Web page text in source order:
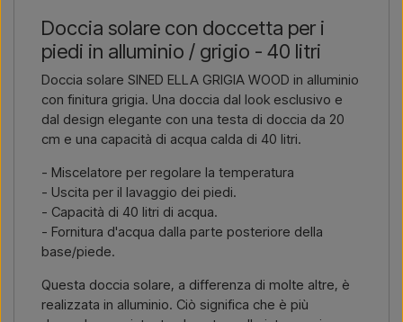
link all’articolo) e dove deve essere fatturato e consegnato, e
riceverai un’offerta.
Contattaci via email → Chiamaci →
Doccia solare con doccetta per i
piedi in alluminio / grigio - 40 litri
Doccia solare SINED ELLA GRIGIA WOOD in alluminio
con finitura grigia. Una doccia dal look esclusivo e
dal design elegante con una testa di doccia da 20
cm e una capacità di acqua calda di 40 litri.
- Miscelatore per regolare la temperatura
- Uscita per il lavaggio dei piedi.
- Capacità di 40 litri di acqua.
- Fornitura d'acqua dalla parte posteriore della
base/piede.
Questa doccia solare, a differenza di molte altre, è
realizzata in alluminio. Ciò significa che è più